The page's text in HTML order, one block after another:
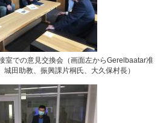
室での意見交換会（画面左からGerelbaatar准
田助教、振興課片桐氏、大久保村長）